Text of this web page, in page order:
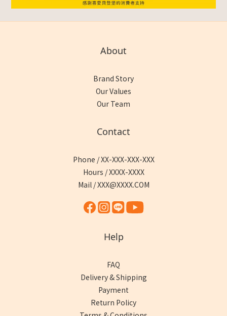
About
Brand Story
Our Values
Our Team
Contact
Phone / XX-XXX-XXX-XXX
Hours / XXXX-XXXX
Mail / XXX@XXXX.COM
Help
FAQ
Delivery & Shipping
Payment
Return Policy